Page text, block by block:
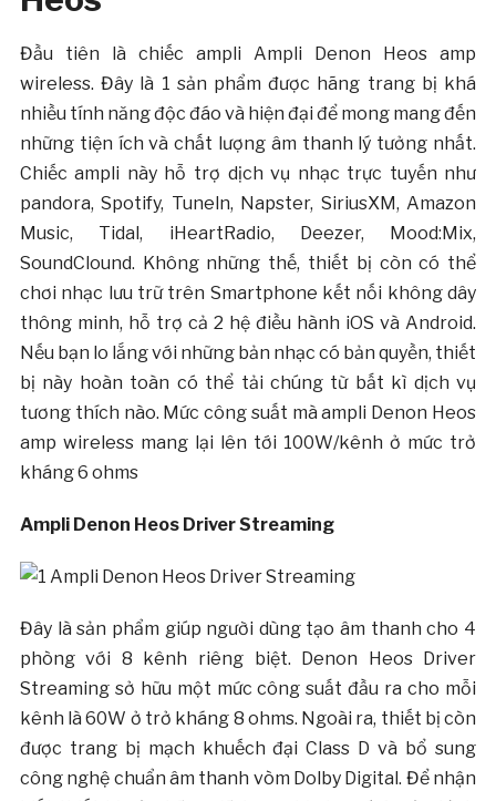
Đầu tiên là chiếc ampli Ampli Denon Heos amp
wireless. Đây là 1 sản phẩm được hãng trang bị khá
nhiều tính năng độc đáo và hiện đại để mong mang đến
những tiện ích và chất lượng âm thanh lý tưởng nhất.
Chiếc ampli này hỗ trợ dịch vụ nhạc trực tuyến như
pandora, Spotify, Tuneln, Napster, SiriusXM, Amazon
Music, Tidal, iHeartRadio, Deezer, Mood:Mix,
SoundClound. Không những thế, thiết bị còn có thể
chơi nhạc lưu trữ trên Smartphone kết nối không dây
thông minh, hỗ trợ cả 2 hệ điều hành iOS và Android.
Nếu bạn lo lắng với những bản nhạc có bản quyền, thiết
bị này hoàn toàn có thể tải chúng từ bất kì dịch vụ
tương thích nào. Mức công suất mà ampli Denon Heos
amp wireless mang lại lên tới 100W/kênh ở mức trở
kháng 6 ohms
Ampli Denon Heos Driver Streaming
Đây là sản phẩm giúp người dùng tạo âm thanh cho 4
phòng với 8 kênh riêng biệt. Denon Heos Driver
Streaming sở hữu một mức công suất đầu ra cho mỗi
kênh là 60W ở trở kháng 8 ohms. Ngoài ra, thiết bị còn
được trang bị mạch khuếch đại Class D và bổ sung
công nghệ chuẩn âm thanh vòm Dolby Digital. Để nhận